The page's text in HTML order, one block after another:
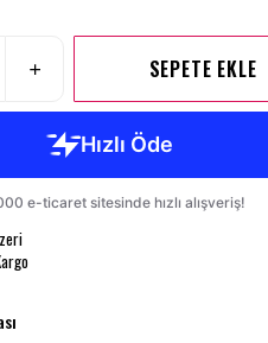
SEPETE EKLE